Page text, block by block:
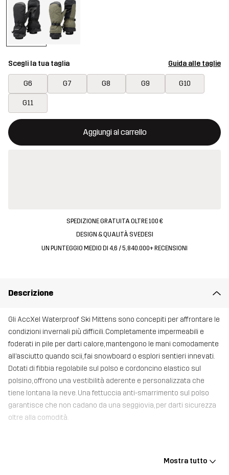
Scegli la tua taglia Guida alle taglie
G6 G7 G8 G9 G10
G11
Aggiungi al carrello
Questo tasto aprirà una finestra modale per confermare un
{{size}} non disponibile
SPEDIZIONE GRATUITA OLTRE 100 €
DESIGN & QUALITÀ SVEDESI
UN PUNTEGGIO MEDIO DI 4,6 / 5, 840.000+ RECENSIONI
Descrizione
Gli AccXel Waterproof Ski Mittens sono concepiti per affrontare le
condizioni invernali più difficili. Completamente impermeabili e
foderati in pile per darti calore, mantengono le mani comodamente
all’asciutto quando scii, fai snowboard o esplori sentieri innevati.
Dotati di fibbia regolabile sul polso e cordoncino elastico sul
polsino, offrono una vestibilità aderente e personalizzata che
tiene lontana la neve. Una fettuccia anti-smarrimento sul polso
garantisce che non cadano da una seggiovia, per darti sicurezza
oltre alla comodità.
Mostra tutto